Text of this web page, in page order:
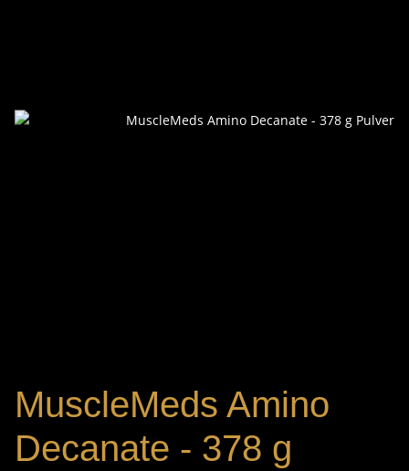
MuscleMeds Amino
Decanate - 378 g